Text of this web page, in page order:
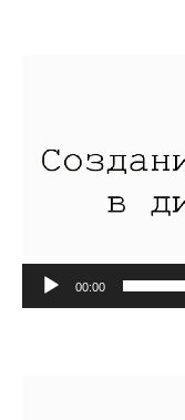
00:00